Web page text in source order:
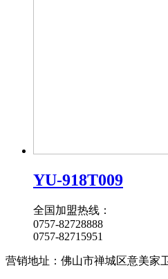
YU-918T009
全国加盟热线：
0757-82728888
0757-82715951
营销地址：佛山市禅城区意美家